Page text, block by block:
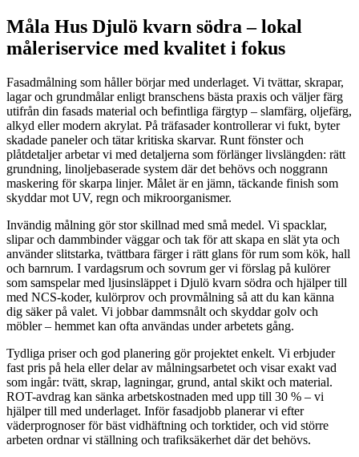
Måla Hus Djulö kvarn södra – lokal
måleriservice med kvalitet i fokus
Fasadmålning som håller börjar med underlaget. Vi tvättar, skrapar,
lagar och grundmålar enligt branschens bästa praxis och väljer färg
utifrån din fasads material och befintliga färgtyp – slamfärg, oljefärg,
alkyd eller modern akrylat. På träfasader kontrollerar vi fukt, byter
skadade paneler och tätar kritiska skarvar. Runt fönster och
plåtdetaljer arbetar vi med detaljerna som förlänger livslängden: rätt
grundning, linoljebaserade system där det behövs och noggrann
maskering för skarpa linjer. Målet är en jämn, täckande finish som
skyddar mot UV, regn och mikroorganismer.
Invändig målning gör stor skillnad med små medel. Vi spacklar,
slipar och dammbinder väggar och tak för att skapa en slät yta och
använder slitstarka, tvättbara färger i rätt glans för rum som kök, hall
och barnrum. I vardagsrum och sovrum ger vi förslag på kulörer
som samspelar med ljusinsläppet i Djulö kvarn södra och hjälper till
med NCS-koder, kulörprov och provmålning så att du kan känna
dig säker på valet. Vi jobbar dammsnålt och skyddar golv och
möbler – hemmet kan ofta användas under arbetets gång.
Tydliga priser och god planering gör projektet enkelt. Vi erbjuder
fast pris på hela eller delar av målningsarbetet och visar exakt vad
som ingår: tvätt, skrap, lagningar, grund, antal skikt och material.
ROT-avdrag kan sänka arbetskostnaden med upp till 30 % – vi
hjälper till med underlaget. Inför fasadjobb planerar vi efter
väderprognoser för bäst vidhäftning och torktider, och vid större
arbeten ordnar vi ställning och trafiksäkerhet där det behövs.